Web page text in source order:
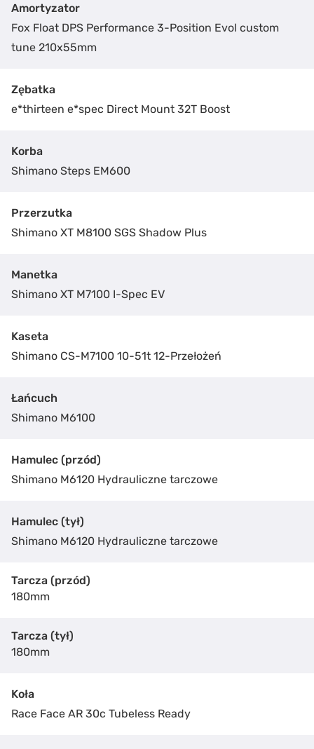
Amortyzator
Fox Float DPS Performance 3-Position Evol custom
tune 210x55mm
Zębatka
e*thirteen e*spec Direct Mount 32T Boost
Korba
Shimano Steps EM600
Przerzutka
Shimano XT M8100 SGS Shadow Plus
Manetka
Shimano XT M7100 I-Spec EV
Kaseta
Shimano CS-M7100 10-51t 12-Przełożeń
Łańcuch
Shimano M6100
Hamulec (przód)
Shimano M6120 Hydrauliczne tarczowe
Hamulec (tył)
Shimano M6120 Hydrauliczne tarczowe
Tarcza (przód)
180mm
Tarcza (tył)
180mm
Koła
Race Face AR 30c Tubeless Ready
ZAKUP ROWERU
Podaj nam swoje dane kontaktowe, a nasz pracownik